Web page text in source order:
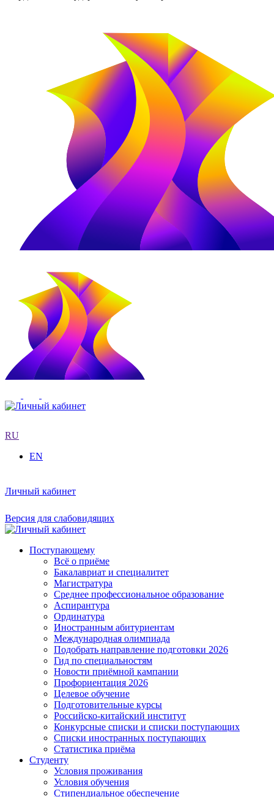
RU
EN
Личный кабинет
Версия для слабовидящих
Поступающему
Всё о приёме
Бакалавриат и специалитет
Магистратура
Среднее профессиональное образование
Аспирантура
Ординатура
Иностранным абитуриентам
Международная олимпиада
Подобрать направление подготовки 2026
Гид по специальностям
Новости приёмной кампании
Профориентация 2026
Целевое обучение
Подготовительные курсы
Российско-китайский институт
Конкурсные списки и списки поступающих
Списки иностранных поступающих
Статистика приёма
Студенту
Условия проживания
Условия обучения
Стипендиальное обеспечение